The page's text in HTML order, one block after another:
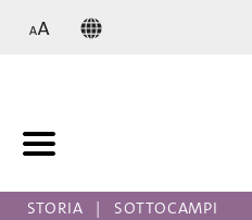
STORIA SOTTOCAMPI